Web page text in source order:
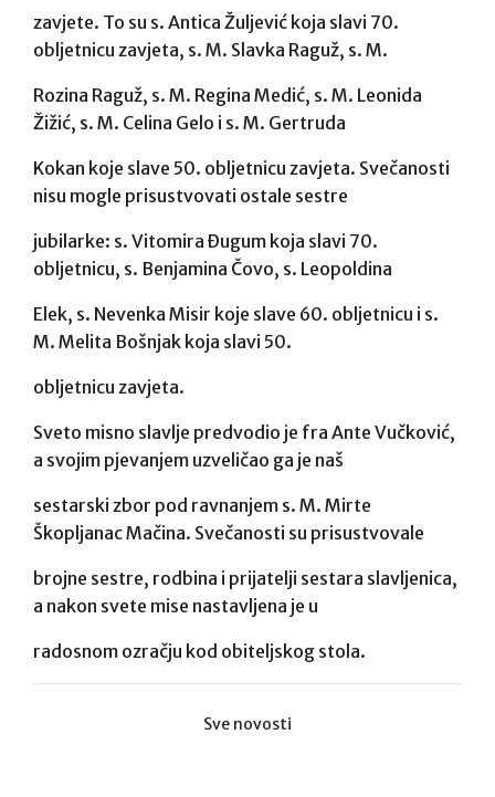
zavjete. To su s. Antica Žuljević koja slavi 70.
obljetnicu zavjeta, s. M. Slavka Raguž, s. M.
Rozina Raguž, s. M. Regina Medić, s. M. Leonida
Žižić, s. M. Celina Gelo i s. M. Gertruda
Kokan koje slave 50. obljetnicu zavjeta. Svečanosti
nisu mogle prisustvovati ostale sestre
jubilarke: s. Vitomira Đugum koja slavi 70.
obljetnicu, s. Benjamina Čovo, s. Leopoldina
Elek, s. Nevenka Misir koje slave 60. obljetnicu i s.
M. Melita Bošnjak koja slavi 50.
obljetnicu zavjeta.
Sveto misno slavlje predvodio je fra Ante Vučković,
a svojim pjevanjem uzveličao ga je naš
sestarski zbor pod ravnanjem s. M. Mirte
Škopljanac Mačina. Svečanosti su prisustvovale
brojne sestre, rodbina i prijatelji sestara slavljenica,
a nakon svete mise nastavljena je u
radosnom ozračju kod obiteljskog stola.
Sve novosti